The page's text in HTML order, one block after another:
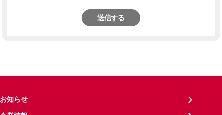
送信する
お知らせ